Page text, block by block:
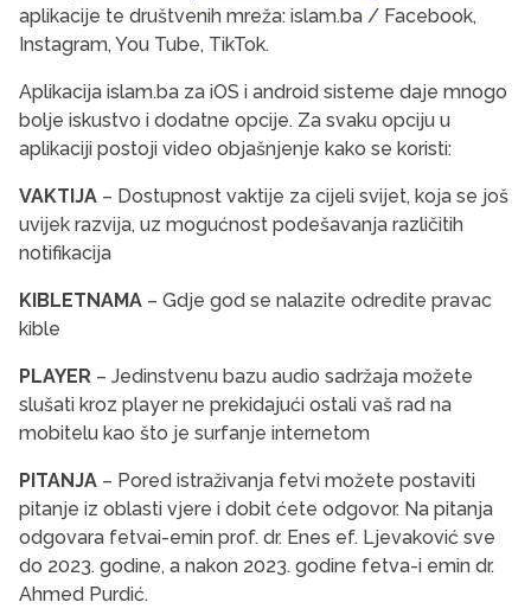
aplikacije te društvenih mreža: islam.ba / Facebook,
Instagram, You Tube, TikTok.
Aplikacija islam.ba za iOS i android sisteme daje mnogo
bolje iskustvo i dodatne opcije. Za svaku opciju u
aplikaciji postoji video objašnjenje kako se koristi:
VAKTIJA – Dostupnost vaktije za cijeli svijet, koja se još
uvijek razvija, uz mogućnost podešavanja različitih
notifikacija
KIBLETNAMA – Gdje god se nalazite odredite pravac
kible
PLAYER – Jedinstvenu bazu audio sadržaja možete
slušati kroz player ne prekidajući ostali vaš rad na
mobitelu kao što je surfanje internetom
PITANJA – Pored istraživanja fetvi možete postaviti
pitanje iz oblasti vjere i dobit ćete odgovor. Na pitanja
odgovara fetvai-emin prof. dr. Enes ef. Ljevaković sve
do 2023. godine, a nakon 2023. godine fetva-i emin dr.
Ahmed Purdić.